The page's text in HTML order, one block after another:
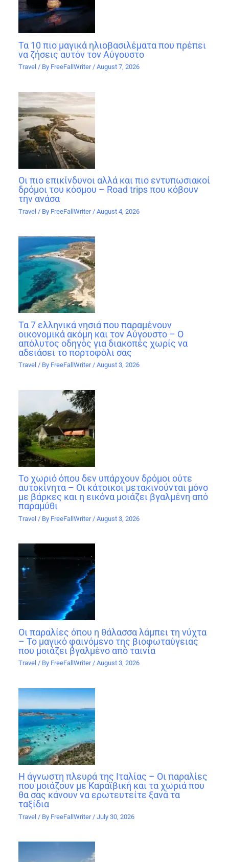
Τα 10 πιο μαγικά ηλιοβασιλέματα που πρέπει
να ζήσεις αυτόν τον Αύγουστο
Travel / By FreeFallWriter /August 7, 2026
Οι πιο επικίνδυνοι αλλά και πιο εντυπωσιακοί
δρόμοι του κόσμου – Road trips που κόβουν
την ανάσα
Travel / By FreeFallWriter /August 4, 2026
Τα 7 ελληνικά νησιά που παραμένουν
οικονομικά ακόμη και τον Αύγουστο – Ο
απόλυτος οδηγός για διακοπές χωρίς να
αδειάσει το πορτοφόλι σας
Travel / By FreeFallWriter/August 3, 2026
Το χωριό όπου δεν υπάρχουν δρόμοι ούτε
αυτοκίνητα – Οι κάτοικοι μετακινούνται μόνο
με βάρκες και η εικόνα μοιάζει βγαλμένη από
παραμύθι
Travel / By FreeFallWriter /August 3, 2026
Οι παραλίες όπου η θάλασσα λάμπει τη νύχτα
– Το μαγικό φαινόμενο της βιοφωταύγειας
που μοιάζει βγαλμένο από ταινία
Travel / By FreeFallWriter/August 3, 2026
Η άγνωστη πλευρά της Ιταλίας – Οι παραλίες
που μοιάζουν με Καραϊβική και τα χωριά που
θα σας κάνουν να ερωτευτείτε ξανά τα
ταξίδια
Travel / By FreeFallWriter /July 30, 2026